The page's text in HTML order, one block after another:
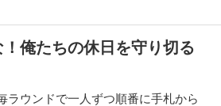
俺たちの休日を守り切る
ラウンドで一人ずつ順番に手札から